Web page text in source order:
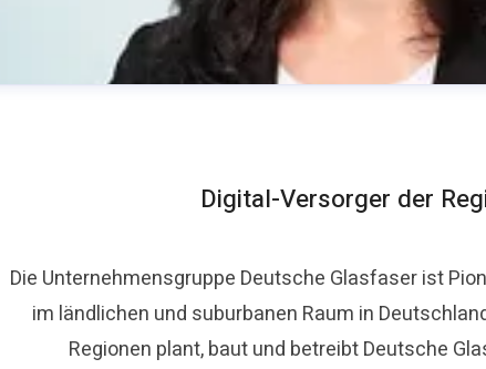
Lippelt
Digital-Versorger der
Die Unternehmensgruppe Deutsche Glasfaser ist
im ländlichen und suburbanen Raum in
Regionen plant, baut und betreibt Deutsche